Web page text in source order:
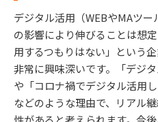
デジタル活用（WEBやMAツ
の影響により伸びることは想
用するつもりはない」という
非常に興味深いです。「デジ
や「コロナ禍でデジタル活用
などのような理由で、リアル